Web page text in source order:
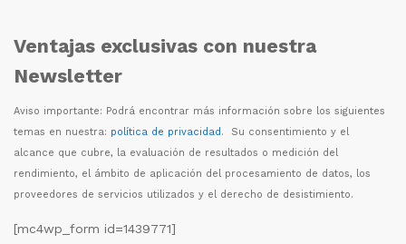
Ventajas exclusivas con nuestra
Newsletter
Aviso importante: Podrá encontrar más información sobre los siguientes
temas en nuestra: política de privacidad. Su consentimiento y el
alcance que cubre, la evaluación de resultados o medición del
rendimiento, el ámbito de aplicación del procesamiento de datos, los
proveedores de servicios utilizados y el derecho de desistimiento.
[mc4wp_form id=1439771]